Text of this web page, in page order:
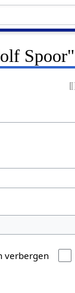
Spoor"
verbergen